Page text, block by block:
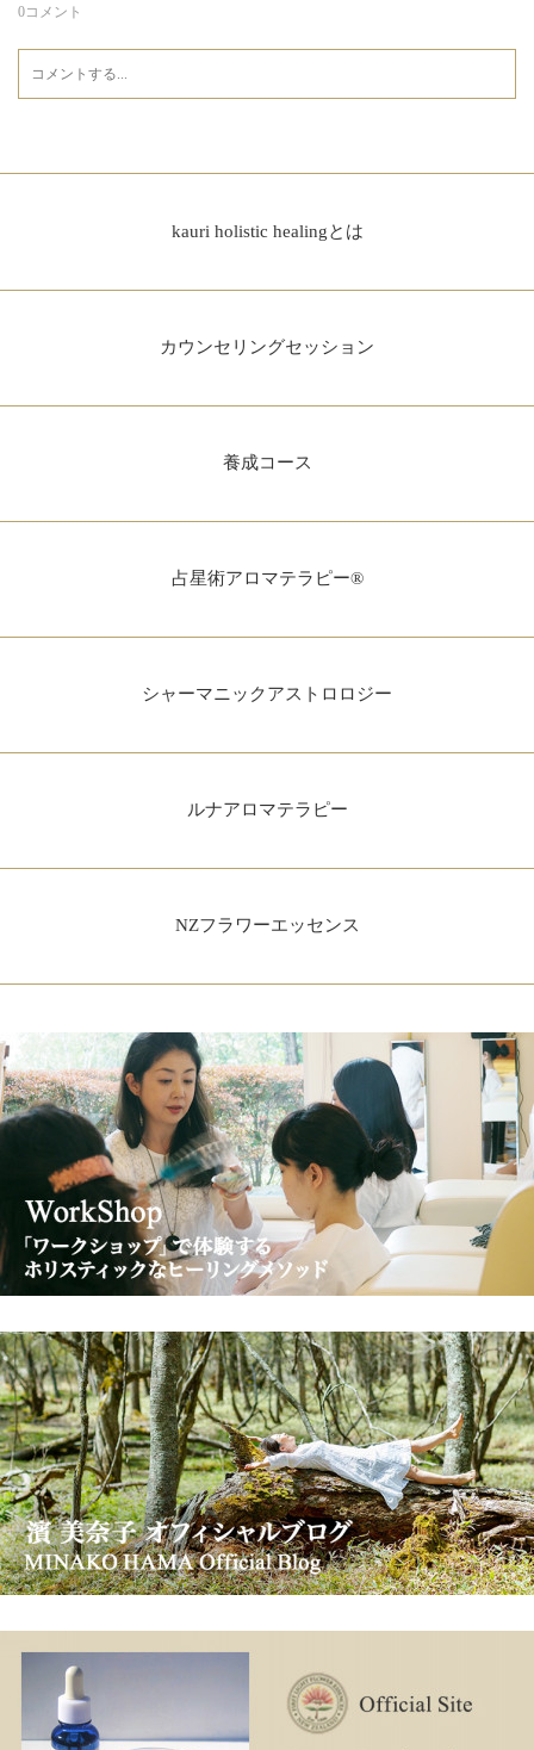
0コメント
kauri holistic healingとは
カウンセリングセッション
養成コース
占星術アロマテラピー®
シャーマニックアストロロジー
ルナアロマテラピー
NZフラワーエッセンス